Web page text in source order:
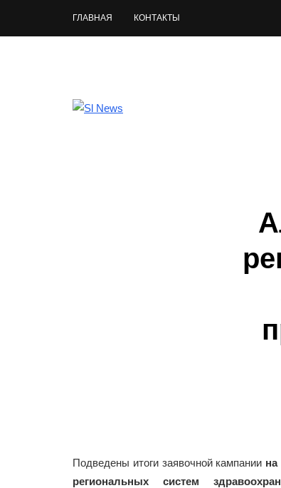
ГЛАВНАЯ КОНТАКТЫ
Подведены итоги заявочной кампании на
региональных систем